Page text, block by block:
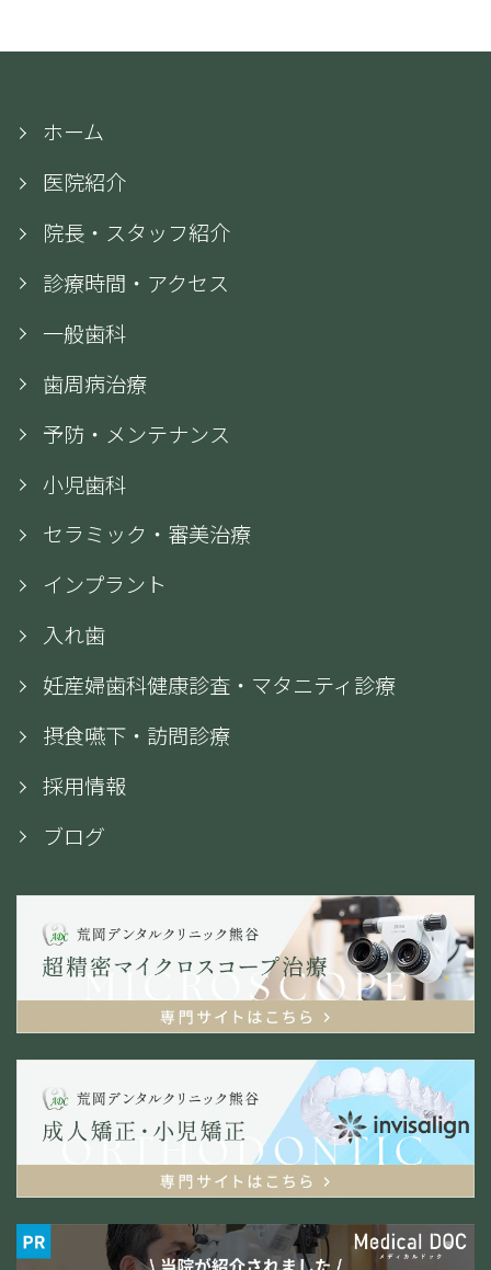
ホーム
医院紹介
院長・スタッフ紹介
診療時間・アクセス
一般歯科
歯周病治療
予防・メンテナンス
小児歯科
セラミック・審美治療
インプラント
入れ歯
妊産婦歯科健康診査・マタニティ診療
摂食嚥下・訪問診療
採用情報
ブログ